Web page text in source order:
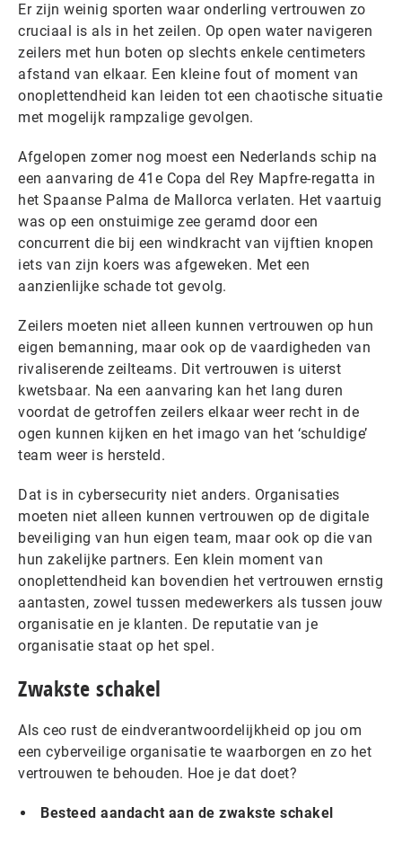
Er zijn weinig sporten waar onderling vertrouwen zo
cruciaal is als in het zeilen. Op open water navigeren
zeilers met hun boten op slechts enkele centimeters
afstand van elkaar. Een kleine fout of moment van
onoplettendheid kan leiden tot een chaotische situatie
met mogelijk rampzalige gevolgen.
Afgelopen zomer nog moest een Nederlands schip na
een aanvaring de 41e Copa del Rey Mapfre-regatta in
het Spaanse Palma de Mallorca verlaten. Het vaartuig
was op een onstuimige zee geramd door een
concurrent die bij een windkracht van vijftien knopen
iets van zijn koers was afgeweken. Met een
aanzienlijke schade tot gevolg.
Zeilers moeten niet alleen kunnen vertrouwen op hun
eigen bemanning, maar ook op de vaardigheden van
rivaliserende zeilteams. Dit vertrouwen is uiterst
kwetsbaar. Na een aanvaring kan het lang duren
voordat de getroffen zeilers elkaar weer recht in de
ogen kunnen kijken en het imago van het ‘schuldige’
team weer is hersteld.
Dat is in cybersecurity niet anders. Organisaties
moeten niet alleen kunnen vertrouwen op de digitale
beveiliging van hun eigen team, maar ook op die van
hun zakelijke partners. Een klein moment van
onoplettendheid kan bovendien het vertrouwen ernstig
aantasten, zowel tussen medewerkers als tussen jouw
organisatie en je klanten. De reputatie van je
organisatie staat op het spel.
Zwakste schakel
Als ceo rust de eindverantwoordelijkheid op jou om
een cyberveilige organisatie te waarborgen en zo het
vertrouwen te behouden. Hoe je dat doet?
Besteed aandacht aan de zwakste schakel